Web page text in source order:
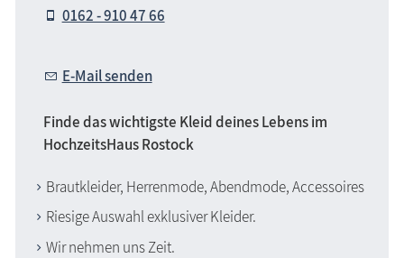
0162 - 910 47 66
E-Mail senden
Finde das wichtigste Kleid deines Lebens im
HochzeitsHaus Rostock
Brautkleider, Herrenmode, Abendmode, Accessoires
Riesige Auswahl exklusiver Kleider.
Wir nehmen uns Zeit.